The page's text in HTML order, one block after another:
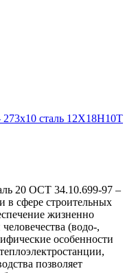
273х10 сталь 12Х18Н10Т
20 ОСТ 34.10.699-97 –
в сфере строительных
жизненно
(водо-,
особенности
позволяет